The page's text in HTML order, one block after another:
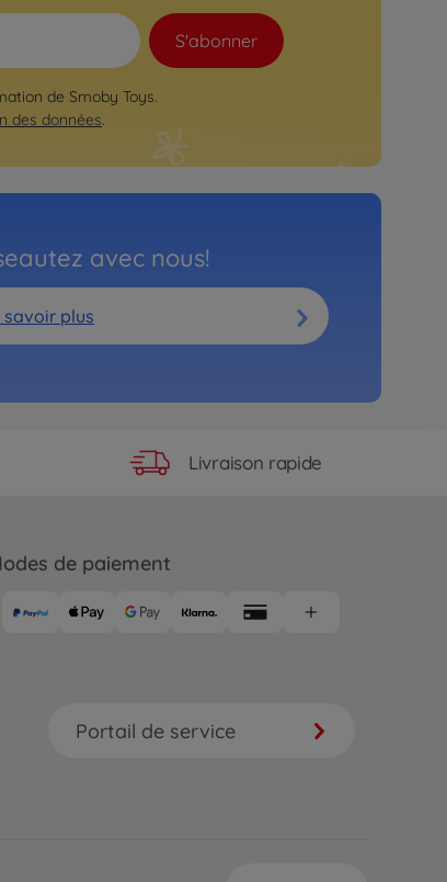
S'abonner
de Smoby Toys.
des données.
avec nous!
savoir plus
Livraison rapide
de paiement
Portail de service